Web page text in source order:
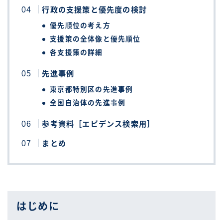
行政の支援策と優先度の検討
優先順位の考え方
支援策の全体像と優先順位
各支援策の詳細
先進事例
東京都特別区の先進事例
全国自治体の先進事例
参考資料［エビデンス検索用］
まとめ
はじめに